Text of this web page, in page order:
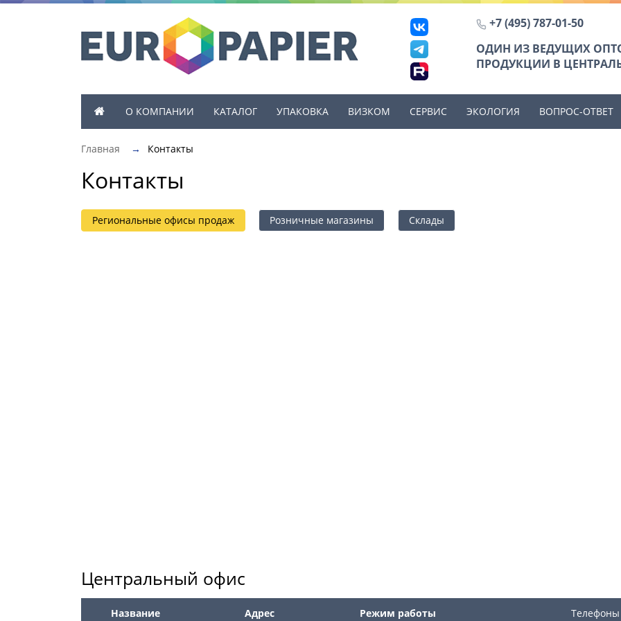
+7 (495) 787-01-50
ОДИН ИЗ ВЕДУЩИХ
ПРОДУКЦИИ В
О КОМПАНИИ КАТАЛОГ УПАКОВКА ВИЗКОМ СЕРВИС ЭКОЛОГИЯ ВОПРОС-ОТВЕТ
Главная → Контакты
Контакты
Региональные офисы продаж Розничные магазины Склады
Центральный офис
Название Адрес Режим работы Телефоны